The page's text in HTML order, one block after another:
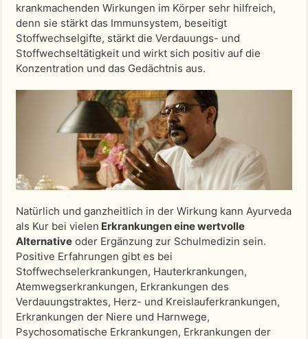
krankmachenden Wirkungen im Körper sehr hilfreich,
denn sie stärkt das Immunsystem, beseitigt
Stoffwechselgifte, stärkt die Verdauungs- und
Stoffwechseltätigkeit und wirkt sich positiv auf die
Konzentration und das Gedächtnis aus.
Natürlich und ganzheitlich in der Wirkung kann Ayurveda
als Kur bei vielen Erkrankungen eine wertvolle
Alternative oder Ergänzung zur Schulmedizin sein.
Positive Erfahrungen gibt es bei
Stoffwechselerkrankungen, Hauterkrankungen,
Atemwegserkrankungen, Erkrankungen des
Verdauungstraktes, Herz- und Kreislauferkrankungen,
Erkrankungen der Niere und Harnwege,
Psychosomatische Erkrankungen, Erkrankungen der